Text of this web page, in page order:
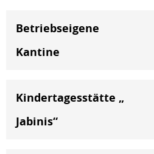
Betriebseigene
Kantine
Kindertagesstätte „
Jabinis“